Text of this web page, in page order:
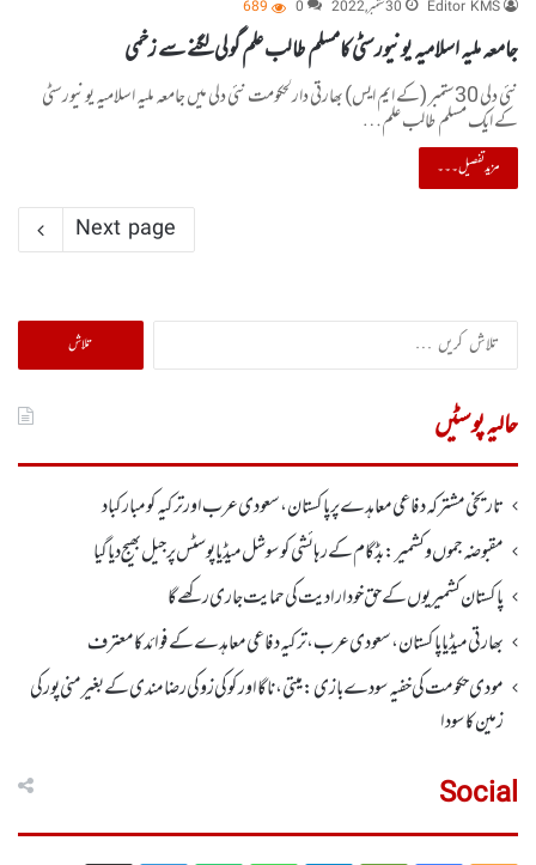
Editor KMS 30 ستمبر, 2022 0
689
جامعہ ملیہ اسلامیہ یونیورسٹی کامسلم طالب علم گولی لگنے سے زخمی
نئی دلی 30ستمبر (کے ایم ایس) بھارتی دارلحکومت نئی دلی میں جامعہ ملیہ اسلامیہ یونیورسٹی
کے ایک مسلم طالب علم…
مزید تفصیل۔۔۔
Next page
تلاش
کریں
حالیہ پوسٹیں
تاریخی مشترکہ دفاعی معاہدے پر پاکستان، سعودی عرب اور ترکیہ کومبارکباد
مقبوضہ جموں وکشمیر:بڈگام کے رہائشی کو سوشل میڈیا پوسٹس پر جیل بھیج دیا گیا
پاکستان کشمیریوں کے حق خودارادیت کی حمایت جاری رکھے گا
بھارتی میڈیا پاکستان، سعودی عرب، ترکیہ دفاعی معاہدے کے فوائد کا معترف
مودی حکومت کی خفیہ سودے بازی: میتی، ناگا اور کوکی زو کی رضامندی کے بغیر منی پور کی
زمین کا سودا
Social